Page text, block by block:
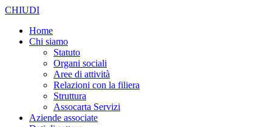
CHIUDI
Home
Chi siamo
Statuto
Organi sociali
Aree di attività
Relazioni con la filiera
Struttura
Assocarta Servizi
Aziende associate